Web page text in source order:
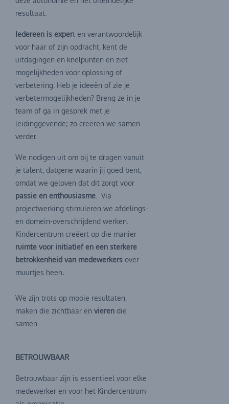
resultaat.
Iedereen is expert en verantwoordelijk
voor haar of zijn opdracht, kent de
uitdagingen en knelpunten en ziet
mogelijkheden voor oplossing of
verbetering. Heb je ideeën of zie je
verbetermogelijkheden? Breng ze in je
team of ga in gesprek met je
leidinggevende; zo creëren we samen
verder.
We nodigen uit om bij te dragen vanuit
je talent, datgene waarin jij goed bent,
omdat we geloven dat dit zorgt voor
passie en enthousiasme . Via
projectwerking stimuleren we afdelings-
en domein-overschrijdend werken.
Kindercentrum creëert op die manier
ruimte voor initiatief en een sterkere
betrokkenheid van medewerkers over
muurtjes heen.
We zijn trots op mooie resultaten,
maken die zichtbaar en vieren die
samen.
BETROUWBAAR
Betrouwbaar zijn is essentieel voor elke
medewerker en voor het Kindercentrum